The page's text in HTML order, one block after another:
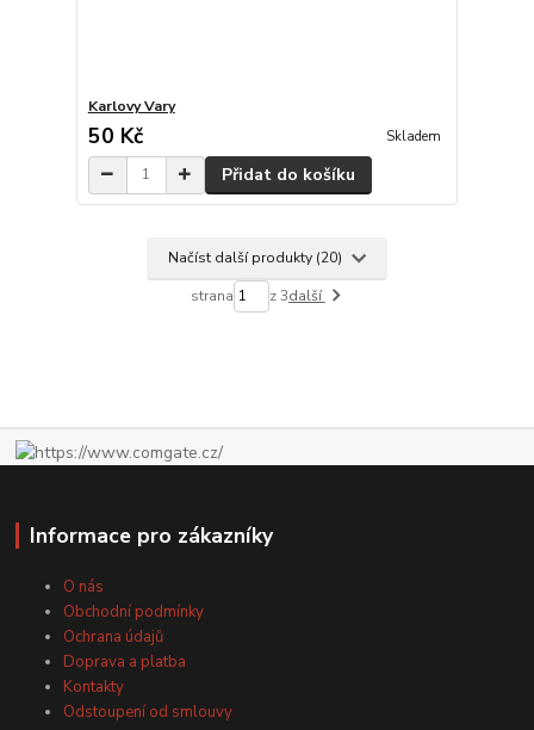
Karlovy Vary
50 Kč Skladem
Přidat do košíku
Načíst další produkty (20)
strana z 3další
Informace pro zákazníky
O nás
Obchodní podmínky
Ochrana údajů
Doprava a platba
Kontakty
Odstoupení od smlouvy